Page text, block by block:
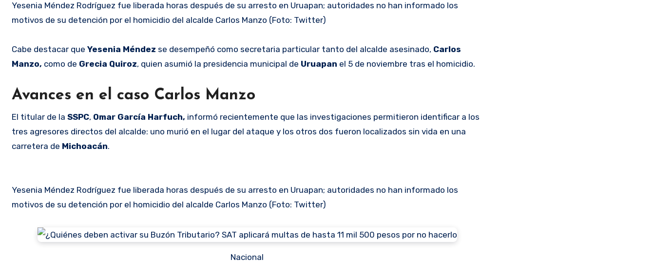
Yesenia Méndez Rodríguez fue liberada horas después de su arresto en Uruapan; autoridades no han informado los
motivos de su detención por el homicidio del alcalde Carlos Manzo (Foto: Twitter)
Cabe destacar que Yesenia Méndez se desempeñó como secretaria particular tanto del alcalde asesinado, Carlos
Manzo, como de Grecia Quiroz, quien asumió la presidencia municipal de Uruapan el 5 de noviembre tras el homicidio.
Avances en el caso Carlos Manzo
El titular de la SSPC, Omar García Harfuch, informó recientemente que las investigaciones permitieron identificar a los
tres agresores directos del alcalde: uno murió en el lugar del ataque y los otros dos fueron localizados sin vida en una
carretera de Michoacán.
Yesenia Méndez Rodríguez fue liberada horas después de su arresto en Uruapan; autoridades no han informado los
motivos de su detención por el homicidio del alcalde Carlos Manzo (Foto: Twitter)
Nacional